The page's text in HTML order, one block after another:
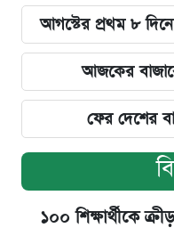
আগস্টের প্রথম ৮
আজকের
ফের দেশের
১০০ শিক্ষার্থীকে